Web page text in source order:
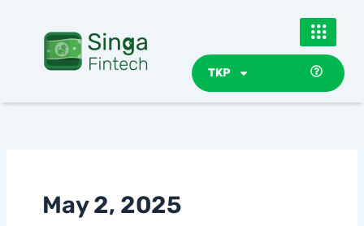
TKP
May 2, 2025